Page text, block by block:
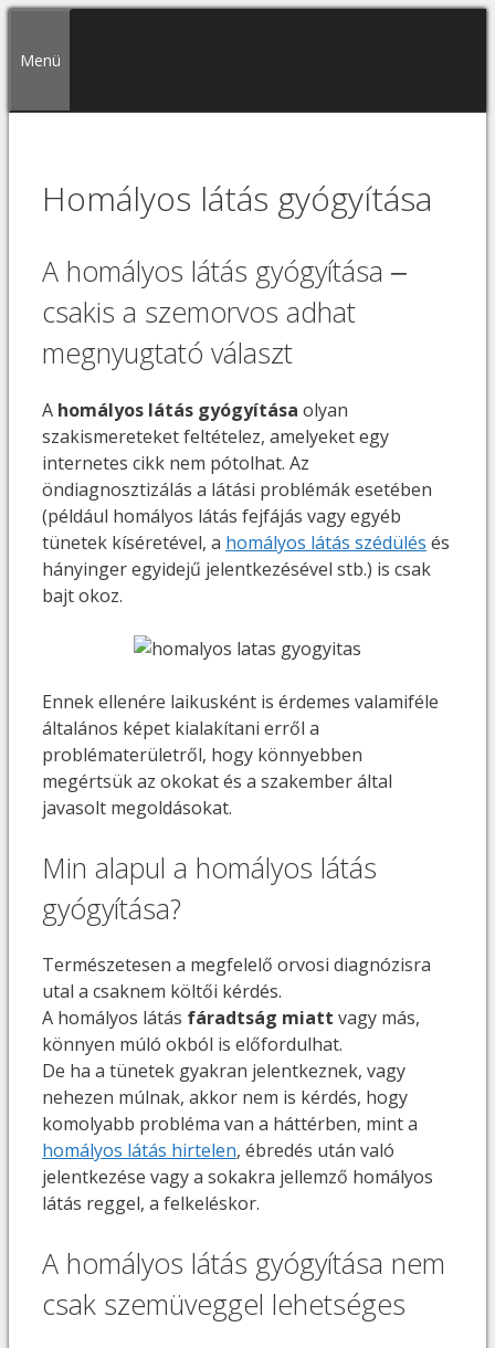
tartalomba
Menü
Homályos látás gyógyítása
A homályos látás gyógyítása ‒
csakis a szemorvos adhat
megnyugtató választ
A homályos látás gyógyítása olyan
szakismereteket feltételez, amelyeket egy
internetes cikk nem pótolhat. Az
öndiagnosztizálás a látási problémák esetében
(például homályos látás fejfájás vagy egyéb
tünetek kíséretével, a homályos látás szédülés és
hányinger egyidejű jelentkezésével stb.) is csak
bajt okoz.
Ennek ellenére laikusként is érdemes valamiféle
általános képet kialakítani erről a
problématerületről, hogy könnyebben
megértsük az okokat és a szakember által
javasolt megoldásokat.
Min alapul a homályos látás
gyógyítása?
Természetesen a megfelelő orvosi diagnózisra
utal a csaknem költői kérdés.
A homályos látás fáradtság miatt vagy más,
könnyen múló okból is előfordulhat.
De ha a tünetek gyakran jelentkeznek, vagy
nehezen múlnak, akkor nem is kérdés, hogy
komolyabb probléma van a háttérben, mint a
homályos látás hirtelen, ébredés után való
jelentkezése vagy a sokakra jellemző homályos
látás reggel, a felkeléskor.
A homályos látás gyógyítása nem
csak szemüveggel lehetséges